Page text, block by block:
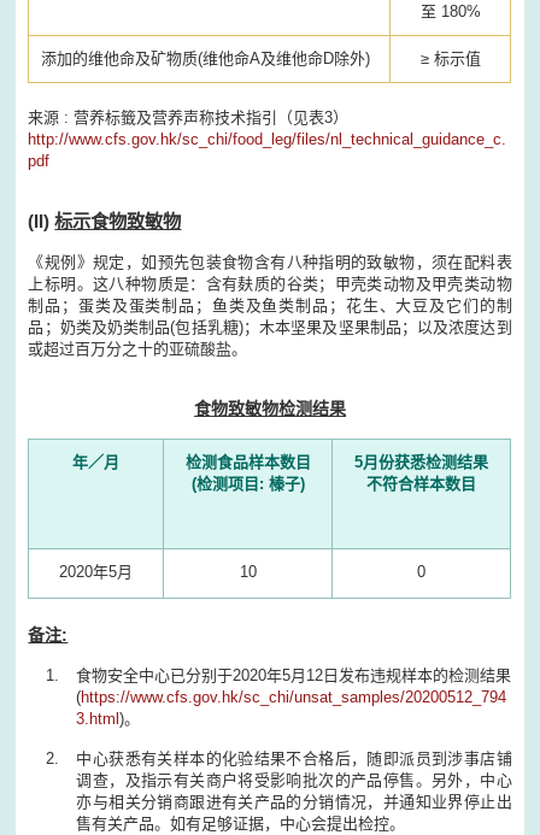
至 180%
添加的维他命及矿物质(维他命A及维他命D除外) ≥ 标示值
来源 : 营养标籤及营养声称技术指引（见表3）
http://www.cfs.gov.hk/sc_chi/food_leg/files/nl_technical_guidance_c.
pdf
(II)标示食物致敏物
《规例》规定，如预先包装食物含有八种指明的致敏物，须在配料表
上标明。这八种物质是：含有麸质的谷类；甲壳类动物及甲壳类动物
制品；蛋类及蛋类制品；鱼类及鱼类制品；花生、大豆及它们的制
品；奶类及奶类制品(包括乳糖)；木本坚果及坚果制品；以及浓度达到
或超过百万分之十的亚硫酸盐。
食物致敏物检测结果
年／月
检测食品样本数目
(检测项目: 榛子)
5月份获悉检测结果
不符合样本数目
2020年5月 10 0
备注:
食物安全中心已分别于2020年5月12日发布违规样本的检测结果
(https://www.cfs.gov.hk/sc_chi/unsat_samples/20200512_794
3.html)。
中心获悉有关样本的化验结果不合格后，随即派员到涉事店铺
调查，及指示有关商户将受影响批次的产品停售。另外，中心
亦与相关分销商跟进有关产品的分销情况，并通知业界停止出
售有关产品。如有足够证据，中心会提出检控。